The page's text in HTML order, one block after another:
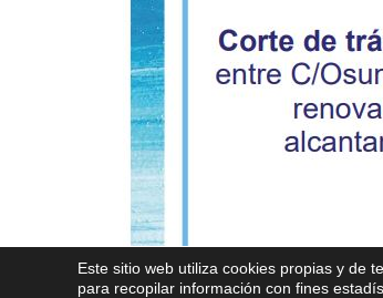
Este sitio web utiliza cookies propias y de
para recopilar información con fines